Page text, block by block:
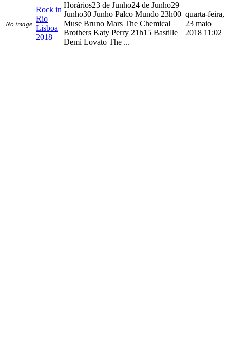
No image
Rock in
Rio
Lisboa
2018
Horários23 de Junho24 de Junho29
Junho30 Junho Palco Mundo 23h00
Muse Bruno Mars The Chemical
Brothers Katy Perry 21h15 Bastille
Demi Lovato The ...
quarta-feira,
23 maio
2018 11:02